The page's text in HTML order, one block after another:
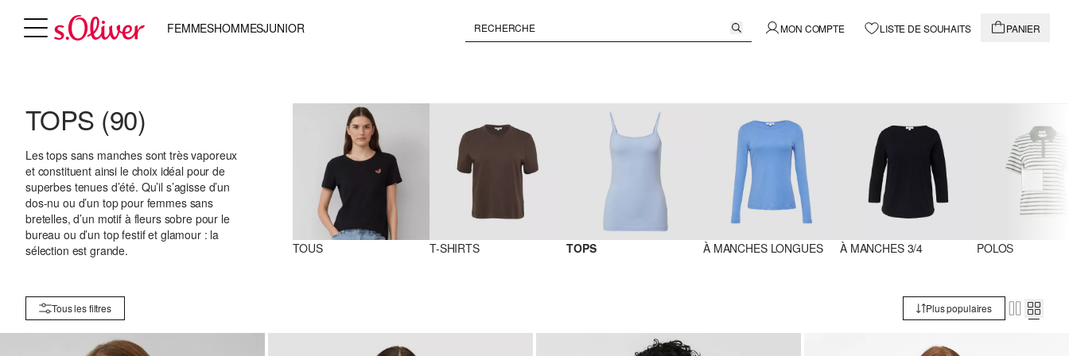
FEMMESHOMMESJUNIOR MON COMPTE LISTE DE SOUHAITS PANIER
TOPS (90)
Les tops sans manches sont très vaporeux
et constituent ainsi le choix idéal pour de
superbes tenues d’été. Qu’il s’agisse d’un
dos-nu ou d’un top pour femmes sans
bretelles, d’un motif à fleurs sobre pour le
bureau ou d’un top festif et glamour : la
sélection est grande.
TOUS T-SHIRTS TOPS À MANCHES LONGUES À MANCHES 3/4 POLOS
Tous les filtres Plus populaires